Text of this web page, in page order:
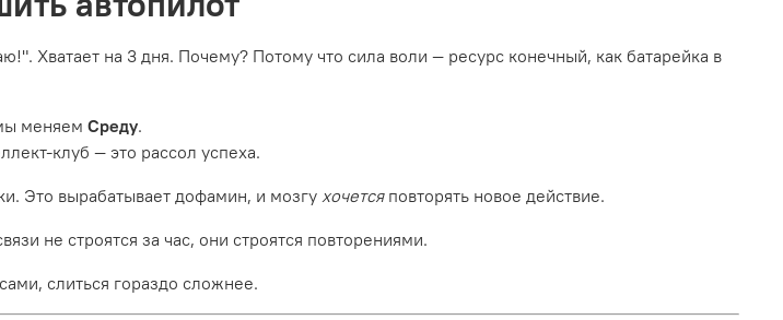
Хватает на 3 дня. Почему? Потому что сила воли — ресурс конечный, как батарейка в
меняем Среду.
клуб — это рассол успеха.
Это вырабатывает дофамин, и мозгу хочется повторять новое действие.
не строятся за час, они строятся повторениями.
слиться гораздо сложнее.